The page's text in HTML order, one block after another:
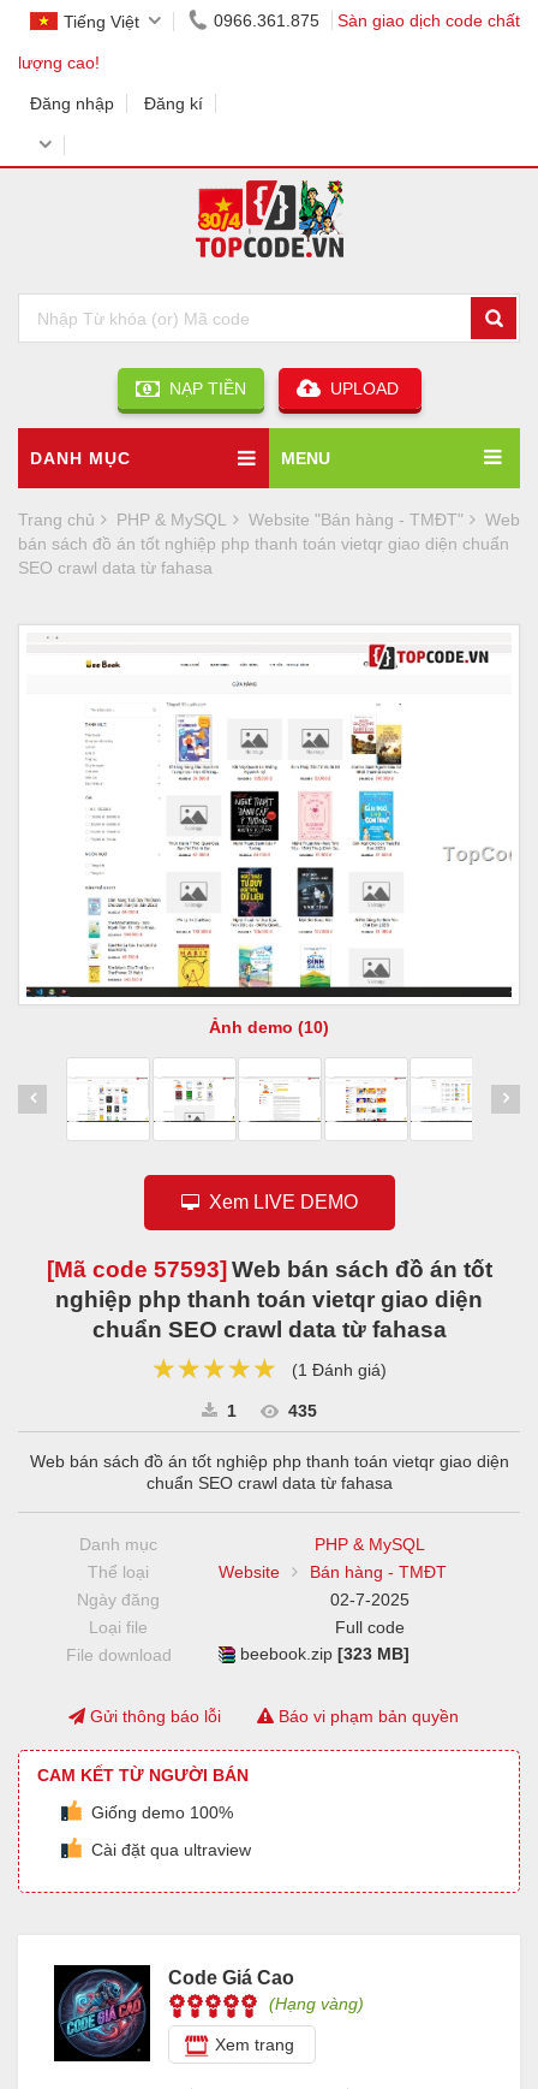
Tiếng Việt 0966.361.875 Sàn giao dịch code chất
lượng cao!
Đăng nhập Đăng kí
NẠP TIỀN UPLOAD
DANH MỤC MENU
Trang chủ PHP & MySQL Website "Bán hàng - TMĐT"
Web
bán sách đồ án tốt nghiệp php thanh toán vietqr giao diện chuẩn
SEO crawl data từ fahasa
Ảnh demo (10)
Xem LIVE DEMO
[Mã code 57593] Web bán sách đồ án tốt
nghiệp php thanh toán vietqr giao diện
chuẩn SEO crawl data từ fahasa
★★★★★
★★★★★
★★★★★ (1 Đánh giá)
1 435
Web bán sách đồ án tốt nghiệp php thanh toán vietqr giao diện
chuẩn SEO crawl data từ fahasa
Danh mục
PHP & MySQL
Thể loại
Website
Bán hàng - TMĐT
Ngày đăng
02-7-2025
Loại file
Full code
File download
beebook.zip[323 MB]
Gửi thông báo lỗi Báo vi phạm bản quyền
CAM KẾT TỪ NGƯỜI BÁN
Giống demo 100%
Cài đặt qua ultraview
Code Giá Cao
(Hạng vàng)
Xem trang